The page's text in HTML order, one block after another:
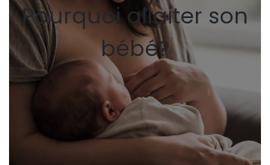
Pourquoi allaiter son
bébé?